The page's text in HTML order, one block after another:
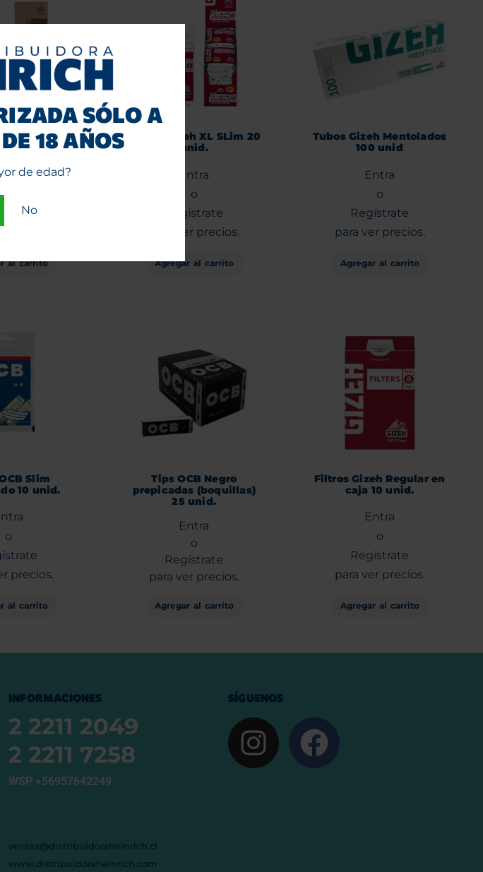
SÓLO A
18 AÑOS
de edad?
No
Unbleached
al carrito
Filtros Gizeh XL SLim 20
unid.
Entra
o
Regístrate
para ver precios.
Agregar al carrito
Tubos Gizeh Mentolados
100 unid
Entra
o
Regístrate
para ver precios.
Agregar al carrito
Slim
10 unid.
o
precios.
al carrito
Tips OCB Negro
prepicadas (boquillas)
25 unid.
Entra
o
Regístrate
para ver precios.
Agregar al carrito
Filtros Gizeh Regular en
caja 10 unid.
Entra
o
Regístrate
para ver precios.
Agregar al carrito
INFORMACIONES
2 2211 2049
2 2211 7258
WSP +56957642249
ventas@distribuidoraheinrich.cl
www.distribuidoraheinrich.com
SÍGUENOS